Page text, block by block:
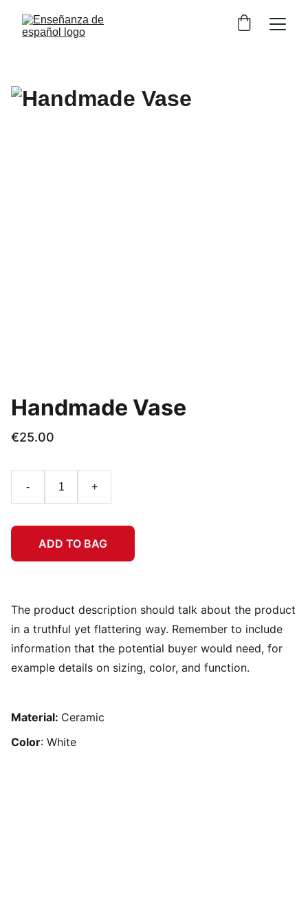
Handmade Vase
€25.00
- +
ADD TO BAG
The product description should talk about the product
in a truthful yet flattering way. Remember to include
information that the potential buyer would need, for
example details on sizing, color, and function.
Material: Ceramic
Color: White